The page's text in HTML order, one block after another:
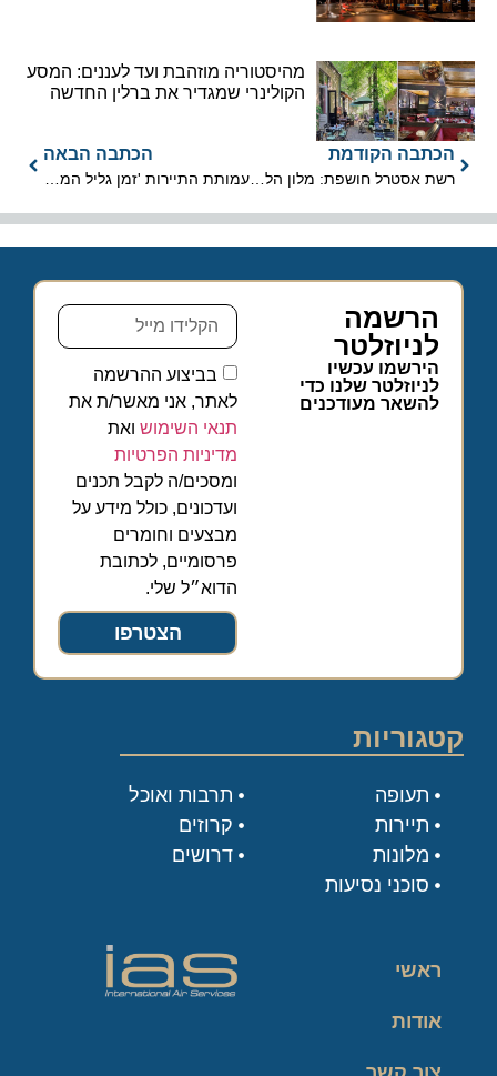
מהיסטוריה מוזהבת ועד לעננים: המסע
הקולינרי שמגדיר את ברלין החדשה
הכתבה הקודמת הכתבה הבאה
הרשמה
לניוזלטר
הירשמו עכשיו
לניוזלטר שלנו כדי
להשאר מעודכנים
בביצוע ההרשמה
לאתר, אני מאשר/ת את
תנאי השימוש ואת
מדיניות הפרטיות
ומסכים/ה לקבל תכנים
ועדכונים, כולל מידע על
מבצעים וחומרים
פרסומיים, לכתובת
הדוא״ל שלי.
הצטרפו
קטגוריות
תעופה
תיירות
מלונות
סוכני נסיעות
תרבות ואוכל
קרוזים
דרושים
ראשי
אודות